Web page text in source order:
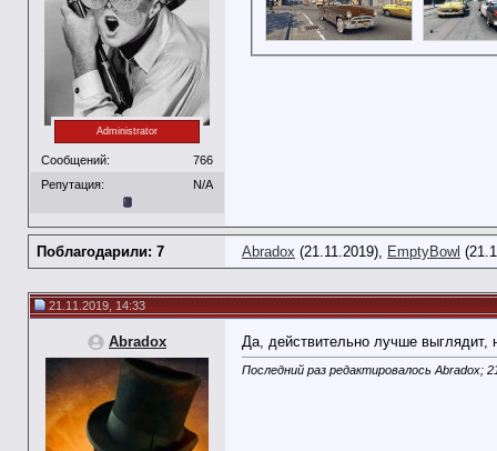
Administrator
Сообщений:
766
Репутация:
N/A
Поблагодарили: 7 Abradox (21.11.2019), EmptyBowl
21.11.2019, 14:33
Abradox Да, действительно лучше выглядит,
Последний раз редактировалось Abradox;